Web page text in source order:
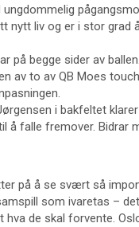
ungdommelig
nytt liv og er i stor grad
på begge sider av
av to av QB Moes
i bakfeltet
å falle fremover. Bidrar
på å se svært så
som ivaretas –
de skal forvente.